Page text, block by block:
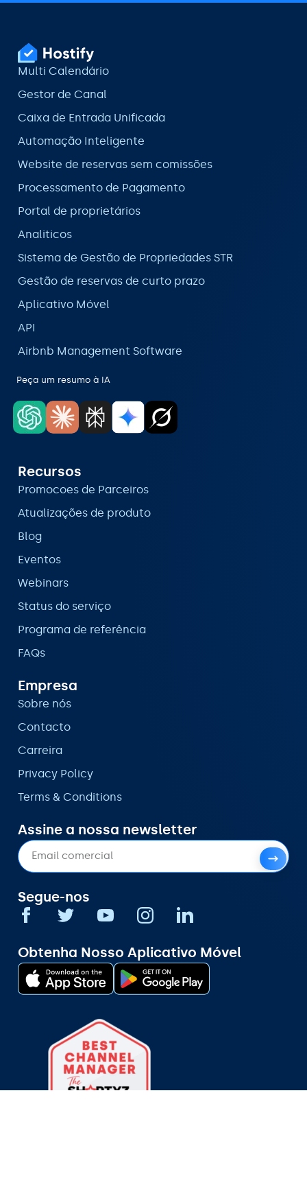
Multi Calendário
Gestor de Canal
Caixa de Entrada Unificada
Automação Inteligente
Website de reservas sem comissões
Processamento de Pagamento
Portal de proprietários
Analiticos
Sistema de Gestão de Propriedades STR
Gestão de reservas de curto prazo
Aplicativo Móvel
API
Airbnb Management Software
Peça um resumo à IA
Recursos
Promocoes de Parceiros
Atualizações de produto
Blog
Eventos
Webinars
Status do serviço
Programa de referência
FAQs
Empresa
Sobre nós
Contacto
Carreira
Privacy Policy
Terms & Conditions
Assine a nossa newsletter
Segue-nos
Obtenha Nosso Aplicativo Móvel